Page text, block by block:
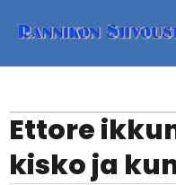
Ettore
kisko ja